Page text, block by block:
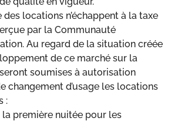
des locations n’échappent à la taxe
par la Communauté
Au regard de la situation créée
de ce marché sur la
soumises à autorisation
changement d’usage les locations
:
la première nuitée pour les